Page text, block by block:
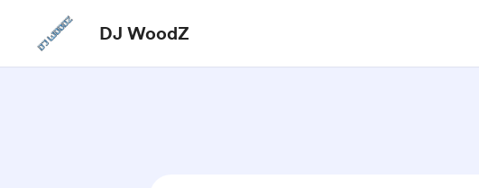
DJ WoodZ